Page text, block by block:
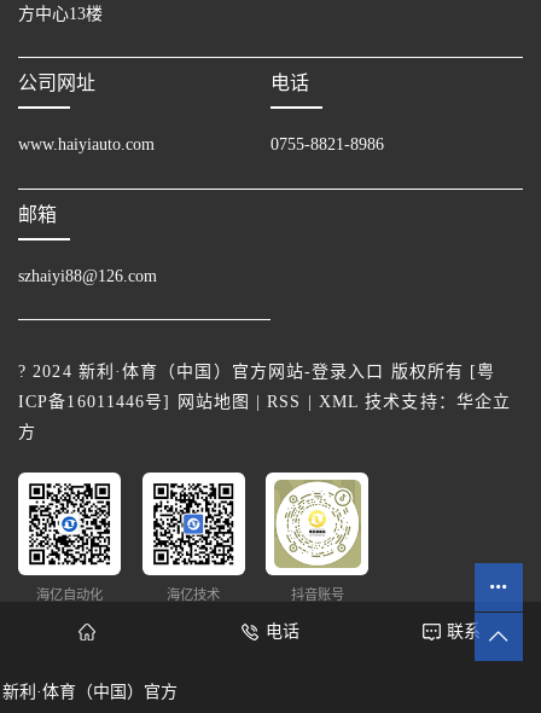
方中心13楼
公司网址
www.haiyiauto.com
电话
0755-8821-8986
邮箱
szhaiyi88@126.com
? 2024 新利·体育（中国）官方网站-登录入口 版权所有 [粤
ICP备16011446号] 网站地图 |RSS XML 技术支持： 华企立
方
海亿自动化 海亿技术 抖音账号
新利·体育（中国）官方
电话 联系